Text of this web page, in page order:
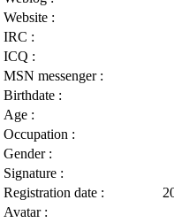
Website :
IRC :
ICQ :
MSN messenger :
Birthdate :
Age :
Occupation :
Gender :
Signature :
Registration date :
Avatar :